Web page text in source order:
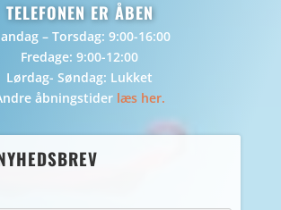
TELEFONEN ER ÅBEN
– Torsdag: 9:00-16:00
Fredage: 9:00-12:00
Lørdag- Søndag: Lukket
åbningstider læs her.